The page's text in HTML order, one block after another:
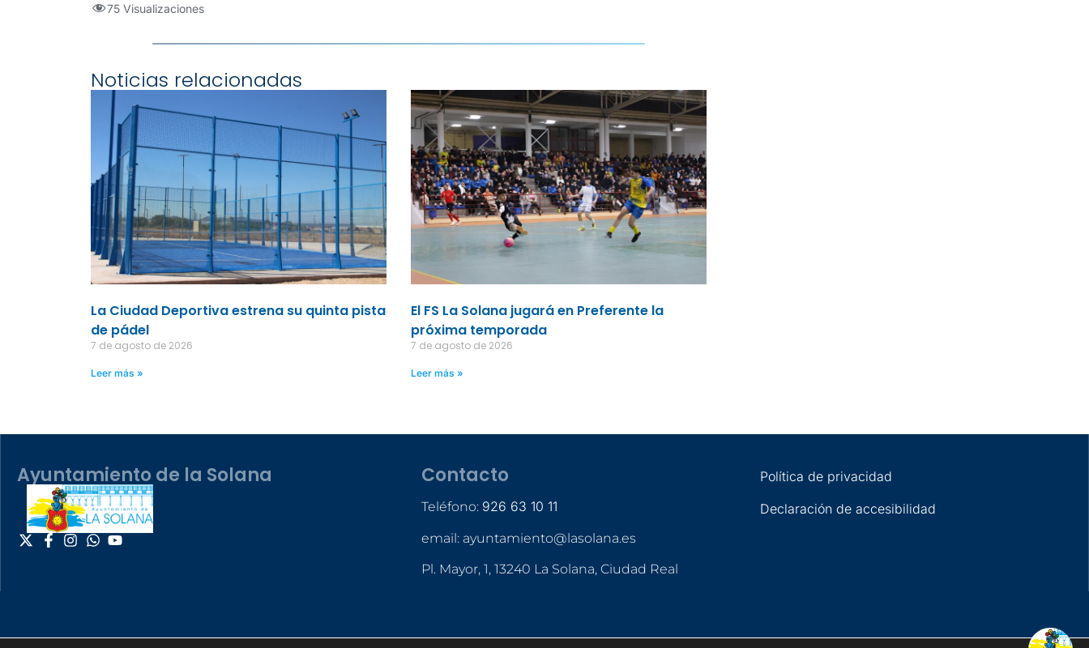
75 Visualizaciones
Noticias relacionadas
La Ciudad Deportiva estrena su quinta pista
de pádel
7 de agosto de 2026
Leer más »
El FS La Solana jugará en Preferente la
próxima temporada
7 de agosto de 2026
Leer más »
Ayuntamiento de la Solana Contacto
Teléfono: 926 63 10 11
email: ayuntamiento@lasolana.es
Pl. Mayor, 1, 13240 La Solana, Ciudad Real
Política de privacidad
Declaración de accesibilidad